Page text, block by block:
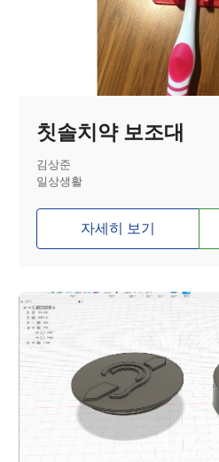
칫솔치약 보조대
김상준
일상생활
자세히 보기